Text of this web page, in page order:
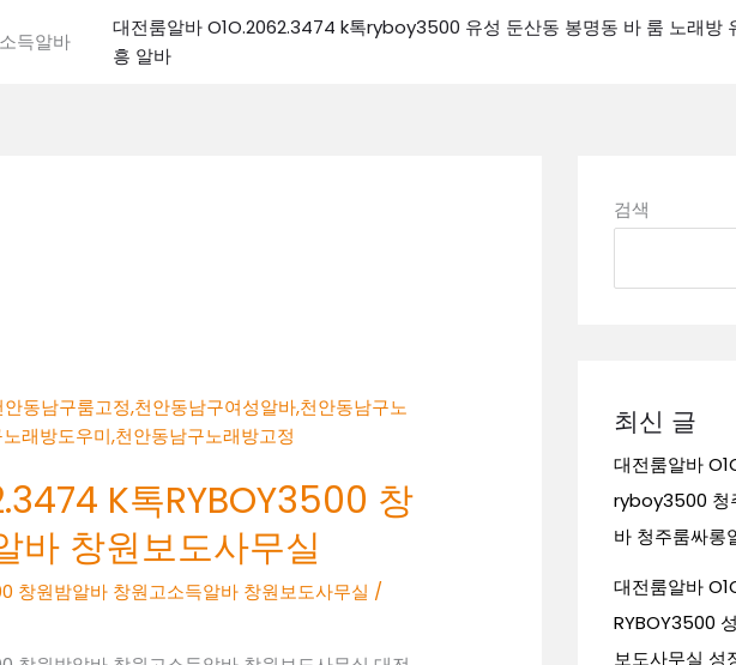
득알바
대전룸알바 O1O.2062.3474 k톡ryboy3500 유성 둔산동 봉명동 바 룸 노래방
흥 알바
K톡RYBOY3500 창
바 창원보도사무실
창원밤알바 창원고소득알바 창원보도사무실 /
검색
최신 글
대전룸알바
ryboy3500 청
바 청주룸싸롱
대전룸알바
RYBOY3500
보도사무실 성